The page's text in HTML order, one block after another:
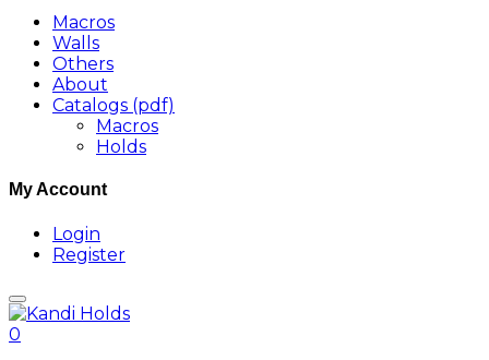
Macros
Walls
Others
About
Catalogs (pdf)
Macros
Holds
My Account
Login
Register
0